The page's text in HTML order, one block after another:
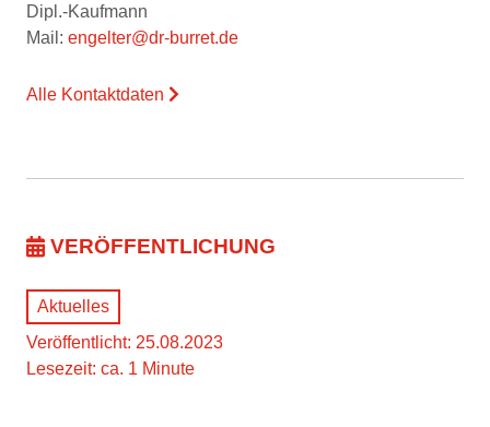
Dipl.-Kaufmann
Mail: engelter@dr-burret.de
Alle Kontaktdaten
VERÖFFENTLICHUNG
Aktuelles
Veröffentlicht: 25.08.2023
Lesezeit: ca. 1 Minute